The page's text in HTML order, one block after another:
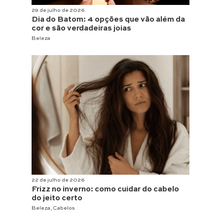
29 de julho de 2026
Dia do Batom: 4 opções que vão além da
cor e são verdadeiras joias
Beleza
22 de julho de 2026
Frizz no inverno: como cuidar do cabelo
do jeito certo
Beleza , Cabelos